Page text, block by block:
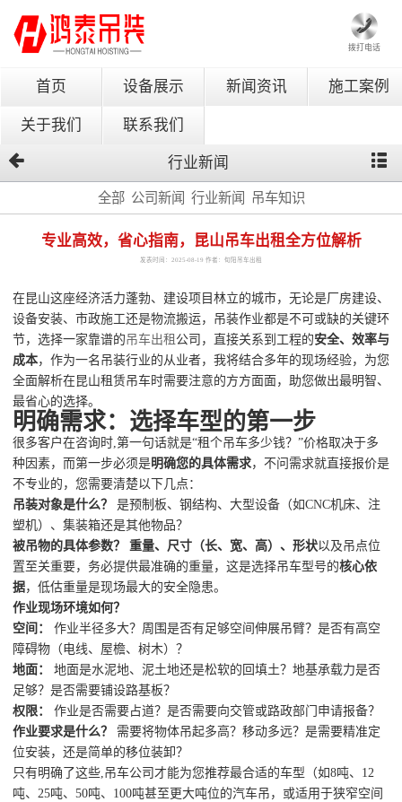
拨打电话
首页 设备展示 新闻资讯 施工案例
关于我们 联系我们
行业新闻
全部 公司新闻 行业新闻 吊车知识
专业高效，省心指南，昆山吊车出租全方位解析
发表时间：2025-08-19 作者：旬阳吊车出租
在昆山这座经济活力蓬勃、建设项目林立的城市，无论是厂房建设、
设备安装、市政施工还是物流搬运，吊装作业都是不可或缺的关键环
节，选择一家靠谱的吊车出租 公司，直接关系到工程的安全、效率与
成本，作为一名吊装行业的从业者，我将结合多年的现场经验，为您
全面解析在昆山租赁吊车时需要注意的方方面面，助您做出最明智、
最省心的选择。
明确需求：选择车型的第一步
很多客户在咨询时,第一句话就是“租个吊车多少钱？”价格取决于多
种因素，而第一步必须是明确您的具体需求，不问需求就直接报价是
不专业的，您需要清楚以下几点：
吊装对象是什么？
是预制板、钢结构、大型设备（如CNC机床、注
塑机）、集装箱还是其他物品？
被吊物的具体参数？
重量、尺寸（长、宽、高）、形状以及吊点位
置至关重要，务必提供最准确的重量，这是选择吊车型号的核心依
据，低估重量是现场最大的安全隐患。
作业现场环境如何？
空间：
作业半径多大？周围是否有足够空间伸展吊臂？是否有高空
障碍物（电线、屋檐、树木）？
地面：
地面是水泥地、泥土地还是松软的回填土？地基承载力是否
足够？是否需要铺设路基板？
权限：
作业是否需要占道？是否需要向交管或路政部门申请报备？
作业要求是什么？
需要将物体吊起多高？移动多远？是需要精准定
位安装，还是简单的移位装卸？
只有明确了这些,吊车公司才能为您推荐最合适的车型（如8吨、12
吨、25吨、50吨、100吨甚至更大吨位的汽车吊，或适用于狭窄空间